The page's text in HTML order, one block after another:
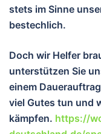
stets im Sinne
bestechlich.
Doch wir Helfer
unterstützen Sie
einem
viel Gutes tun und
kämpfen. https://